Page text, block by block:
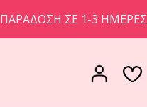
ΠΑΡΆΔΟΣΗ ΣΕ 1-3 ΗΜΈΡΕΣ